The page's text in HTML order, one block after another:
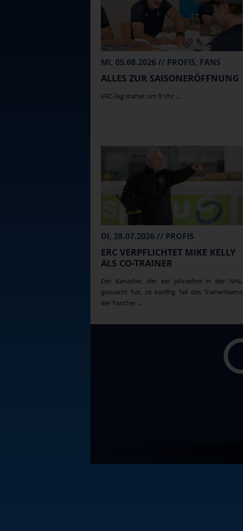
MI, 05.08.2026 // PROFIS, FANS
ALLES ZUR SAISONERÖFFNUNG
ERC-Tag startet um 9 Uhr ...
DI, 28.07.2026 // PROFIS
ERC VERPFLICHTET MIKE KELLY
ALS CO-TRAINER
Der Kanadier, der ein Jahrzehnt in der NHL
gecoacht hat, ist künftig Teil des Trainerteams
der Panther ...